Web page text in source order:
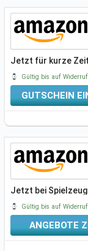
Jetzt für kurze
bis zu 60%
Gültig bis auf Widerruf
GUTSCHEIN
Jetzt bei
aktuelle Aktion
Gültig bis auf Widerruf
ANGEBOTE